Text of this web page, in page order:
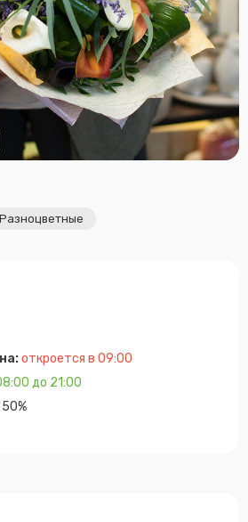
Разноцветные
откроется в 09:00
до 21:00
50%